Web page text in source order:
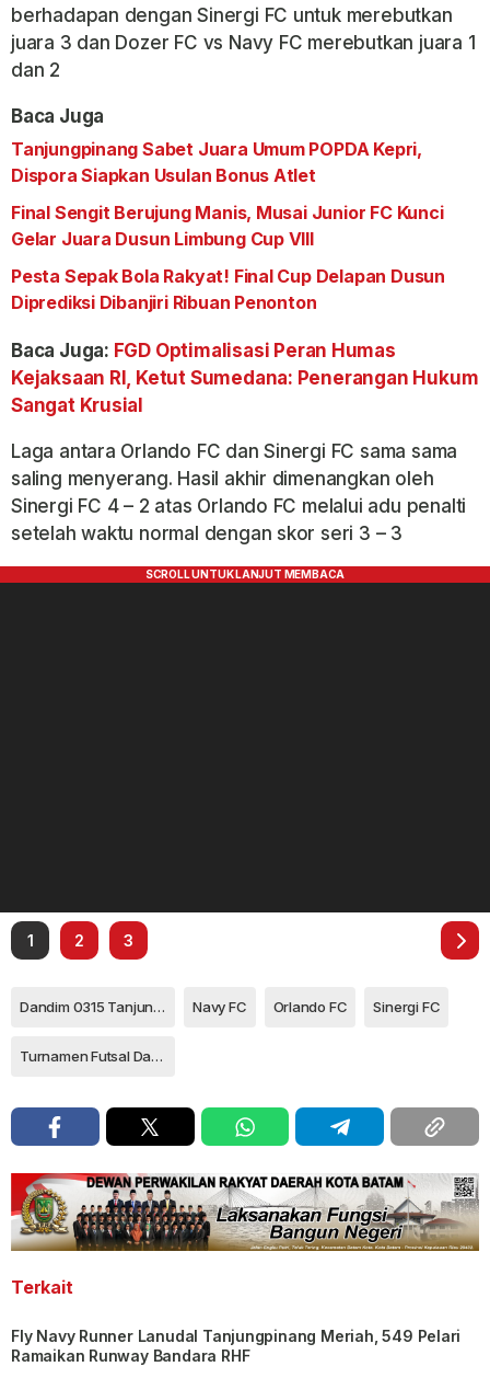
berhadapan dengan Sinergi FC untuk merebutkan
juara 3 dan Dozer FC vs Navy FC merebutkan juara 1
dan 2
Baca Juga
Tanjungpinang Sabet Juara Umum POPDA Kepri,
Dispora Siapkan Usulan Bonus Atlet
Final Sengit Berujung Manis, Musai Junior FC Kunci
Gelar Juara Dusun Limbung Cup VIII
Pesta Sepak Bola Rakyat! Final Cup Delapan Dusun
Diprediksi Dibanjiri Ribuan Penonton
Baca Juga: FGD Optimalisasi Peran Humas
Kejaksaan RI, Ketut Sumedana: Penerangan Hukum
Sangat Krusial
Laga antara Orlando FC dan Sinergi FC sama sama
saling menyerang. Hasil akhir dimenangkan oleh
Sinergi FC 4 – 2 atas Orlando FC melalui adu penalti
setelah waktu normal dengan skor seri 3 – 3
1 2 3
Dandim 0315 Tanjungpinang Letkol Inf Eka Ganta Chandra Navy FC Orlando FC Sinergi FC
Turnamen Futsal Dandim Cup
Terkait
Fly Navy Runner Lanudal Tanjungpinang Meriah, 549 Pelari
Ramaikan Runway Bandara RHF